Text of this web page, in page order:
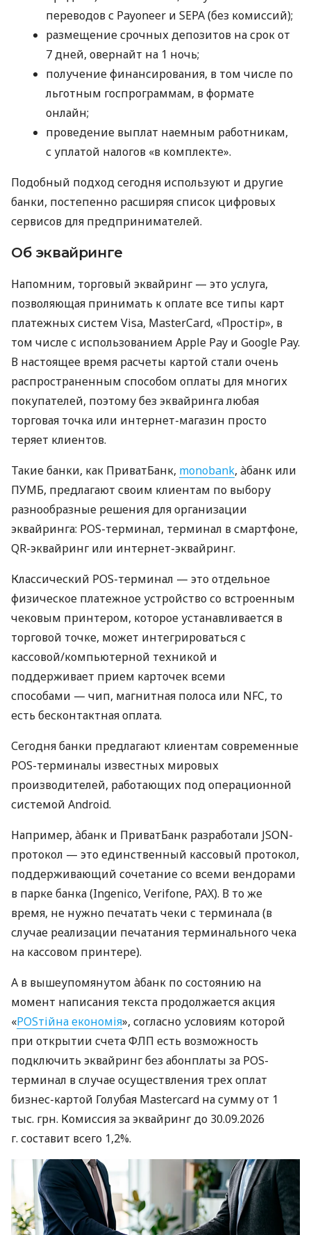
переводов с Payoneer и SEPA (без комиссий);
размещение срочных депозитов на срок от
7 дней, овернайт на 1 ночь;
получение финансирования, в том числе по
льготным госпрограммам, в формате
онлайн;
проведение выплат наемным работникам,
с уплатой налогов «в комплекте».
Подобный подход сегодня используют и другие
банки, постепенно расширяя список цифровых
сервисов для предпринимателей.
Об эквайринге
Напомним, торговый эквайринг — это услуга,
позволяющая принимать к оплате все типы карт
платежных систем Visa, MasterCard, «Простір», в
том числе с использованием Apple Pay и Google Pay.
В настоящее время расчеты картой стали очень
распространенным способом оплаты для многих
покупателей, поэтому без эквайринга любая
торговая точка или интернет-магазин просто
теряет клиентов.
Такие банки, как ПриватБанк, monobank, àбанк или
ПУМБ, предлагают своим клиентам по выбору
разнообразные решения для организации
эквайринга: POS-терминал, терминал в смартфоне,
QR-эквайринг или интернет-эквайринг.
Классический POS-терминал — это отдельное
физическое платежное устройство со встроенным
чековым принтером, которое устанавливается в
торговой точке, может интегрироваться с
кассовой/компьютерной техникой и
поддерживает прием карточек всеми
способами — чип, магнитная полоса или NFC, то
есть бесконтактная оплата.
Сегодня банки предлагают клиентам современные
POS-терминалы известных мировых
производителей, работающих под операционной
системой Android.
Например, àбанк и ПриватБанк разработали JSON-
протокол — это единственный кассовый протокол,
поддерживающий сочетание со всеми вендорами
в парке банка (Ingenico, Verifone, PAX). В то же
время, не нужно печатать чеки с терминала (в
случае реализации печатания терминального чека
на кассовом принтере).
А в вышеупомянутом àбанк по состоянию на
момент написания текста продолжается акция
«POSтійна економія», согласно условиям которой
при открытии счета ФЛП есть возможность
подключить эквайринг без абонплаты за POS-
терминал в случае осуществления трех оплат
бизнес-картой Голубая Mastercard на сумму от 1
тыс. грн. Комиссия за эквайринг до 30.09.2026
г. составит всего 1,2%.